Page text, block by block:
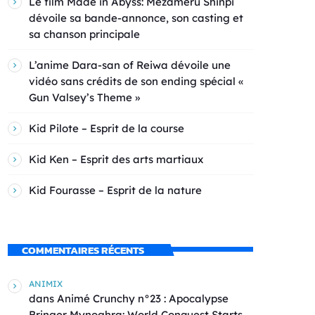
dévoile sa bande-annonce, son casting et
sa chanson principale
L’anime Dara-san of Reiwa dévoile une
vidéo sans crédits de son ending spécial «
Gun Valsey’s Theme »
Kid Pilote – Esprit de la course
Kid Ken – Esprit des arts martiaux
Kid Fourasse – Esprit de la nature
COMMENTAIRES RÉCENTS
ANIMIX
dans Animé Crunchy n°23 : Apocalypse